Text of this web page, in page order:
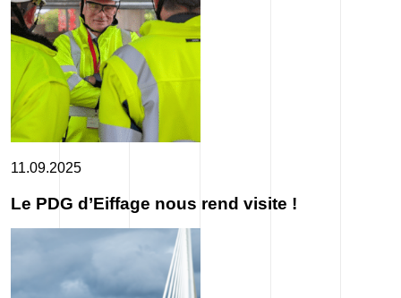
11.09.2025
Le PDG d’Eiffage nous rend visite !